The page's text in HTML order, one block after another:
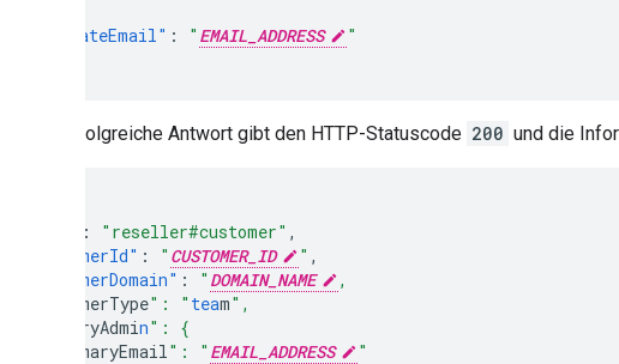
"alternateEmail" : " EMAIL_ADDRESS
"
Eine erfolgreiche Antwort gibt den HTTP-Statuscode 200 und die
: "reseller#customer" ,
"customerId" : " CUSTOMER_ID " ,
"customerDomain" : " DOMAIN_NAME
,
omerType": " team",
primaryAdmin": {
primaryEmail": " EMAIL_ADDRESS
"